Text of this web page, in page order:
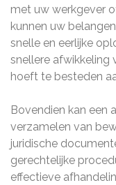
met uw werkgever
kunnen uw
snelle en eerlijke
snellere afwikkeling
hoeft te besteden
Bovendien kan een
verzamelen van
juridische
gerechtelijke
effectieve